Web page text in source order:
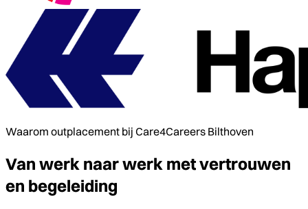
Waarom outplacement bij Care4Careers Bilthoven
Van werk naar werk met vertrouwen
en begeleiding